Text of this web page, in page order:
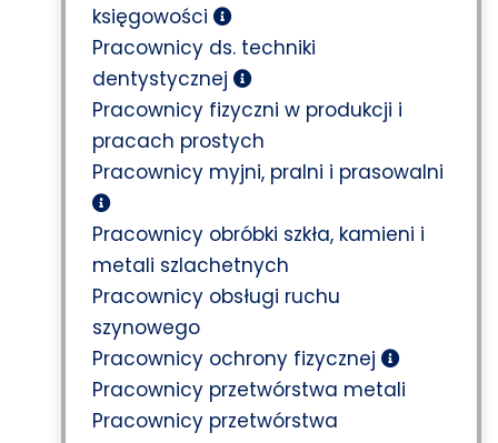
księgowości
Pracownicy ds. techniki
dentystycznej
Pracownicy fizyczni w produkcji i
pracach prostych
Pracownicy myjni, pralni i prasowalni
Pracownicy obróbki szkła, kamieni i
metali szlachetnych
Pracownicy obsługi ruchu
szynowego
Pracownicy ochrony fizycznej
Pracownicy przetwórstwa metali
Pracownicy przetwórstwa